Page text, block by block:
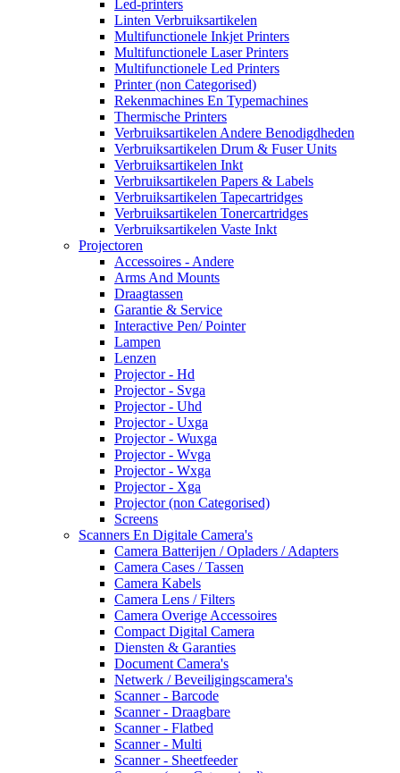
Led-printers
Linten Verbruiksartikelen
Multifunctionele Inkjet Printers
Multifunctionele Laser Printers
Multifunctionele Led Printers
Printer (non Categorised)
Rekenmachines En Typemachines
Thermische Printers
Verbruiksartikelen Andere Benodigdheden
Verbruiksartikelen Drum & Fuser Units
Verbruiksartikelen Inkt
Verbruiksartikelen Papers & Labels
Verbruiksartikelen Tapecartridges
Verbruiksartikelen Tonercartridges
Verbruiksartikelen Vaste Inkt
Projectoren
Accessoires - Andere
Arms And Mounts
Draagtassen
Garantie & Service
Interactive Pen/ Pointer
Lampen
Lenzen
Projector - Hd
Projector - Svga
Projector - Uhd
Projector - Uxga
Projector - Wuxga
Projector - Wvga
Projector - Wxga
Projector - Xga
Projector (non Categorised)
Screens
Scanners En Digitale Camera's
Camera Batterijen / Opladers / Adapters
Camera Cases / Tassen
Camera Kabels
Camera Lens / Filters
Camera Overige Accessoires
Compact Digital Camera
Diensten & Garanties
Document Camera's
Netwerk / Beveiligingscamera's
Scanner - Barcode
Scanner - Draagbare
Scanner - Flatbed
Scanner - Multi
Scanner - Sheetfeeder